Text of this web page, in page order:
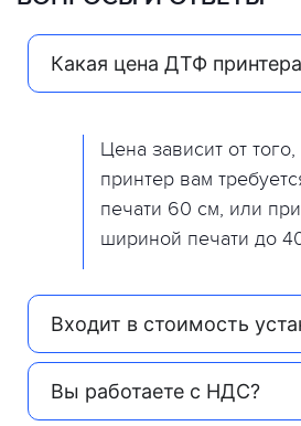
Какая цена ДТФ
Цена зависит от того,
принтер вам
печати 60 см, или
шириной печати до
Входит в стоимость
Вы работаете с НДС?